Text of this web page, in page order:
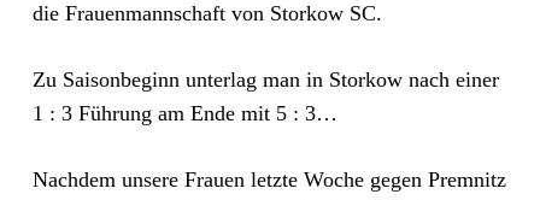
die Frauenmannschaft von Storkow SC.
Zu Saisonbeginn unterlag man in Storkow nach einer
1 : 3 Führung am Ende mit 5 : 3…
Nachdem unsere Frauen letzte Woche gegen Premnitz